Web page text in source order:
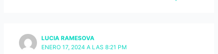
LUCIA RAMESOVA
ENERO 17, 2024 A LAS 8:21 PM